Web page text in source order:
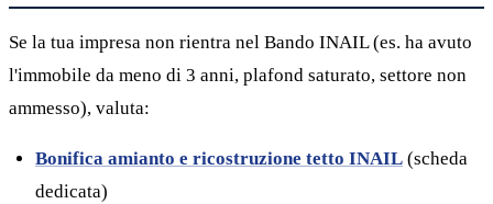
Se la tua impresa non rientra nel Bando INAIL (es. ha avuto
l'immobile da meno di 3 anni, plafond saturato, settore non
ammesso), valuta:
Bonifica amianto e ricostruzione tetto INAIL (scheda
dedicata)